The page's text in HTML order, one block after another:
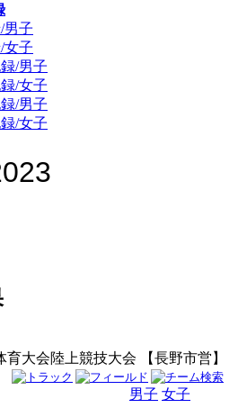
男子
女子
/男子
/女子
/男子
/女子
大会陸上競技大会 【長野市営】
男子 女子